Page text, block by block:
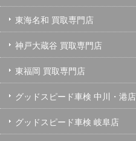
東海名和 買取専門店
神戸大蔵谷 買取専門店
東福岡 買取専門店
グッドスピード車検 中川・港店
グッドスピード車検 岐阜店